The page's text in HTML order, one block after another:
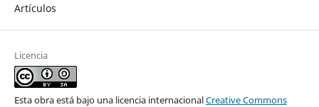
Artículos
Licencia
Esta obra está bajo una licencia internacionalCreative Commons